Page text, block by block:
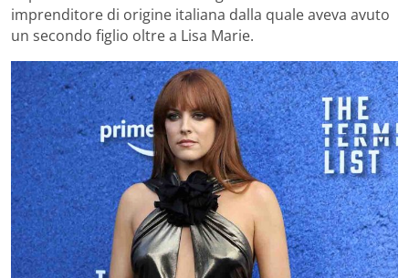
imprenditore di origine italiana dalla quale aveva avuto
un secondo figlio oltre a Lisa Marie.